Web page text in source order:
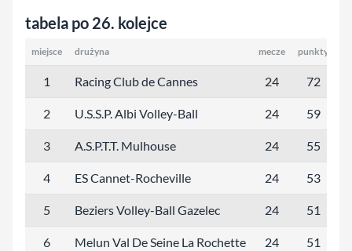
tabela po 26. kolejce
miejsce drużyna mecze punkty
1 Racing Club de Cannes 24 72
2 U.S.S.P. Albi Volley-Ball 24 59
3 A.S.P.T.T. Mulhouse 24 55
4 ES Cannet-Rocheville 24 53
5 Beziers Volley-Ball Gazelec 24 51
6 Melun Val De Seine La Rochette 24 51